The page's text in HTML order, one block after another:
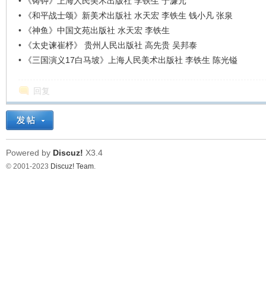
•
《和平战士颂》新美术出版社 水天宏 李铁生 钱小凡 张泉
•
《神鱼》中国文苑出版社 水天宏 李铁生
•
《太史谏崔杼》 贵州人民出版社 高先贵 吴邦泰
•
《三国演义17白马坡》上海人民美术出版社 李铁生 陈光镒
回复
Powered by Discuz! X3.4
© 2001-2023 Discuz! Team.